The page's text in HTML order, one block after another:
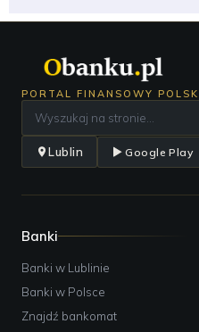
Godziny pracy:pn-sb:
PKO BP, bankomat
Adres:Zbigniewa Herberta
Kontakt:tel: 800 302 302;
Godziny pracy:
PKO BP, bankomat
Adres:
Krakowskie
Godziny pracy:
PKO BP, bankomat
Adres:
Kontakt:
Godziny pracy:
pn-sb:
PKO BP, bankomat
PORTAL FINANSOWY
Lublin Google Play
Banki
Banki w Lublinie
Banki w Polsce
Znajdź bankomat